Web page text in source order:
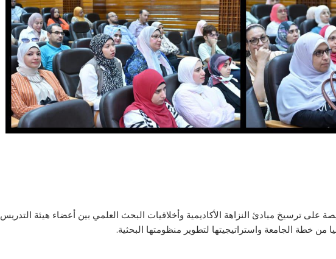
ترسيخ مبادئ النزاهة الأكاديمية وأخلاقيات البحث العلمي بين أعضاء هيئة التدريس
من خطة الجامعة واستراتيجيتها لتطوير منظومتها البحثية.